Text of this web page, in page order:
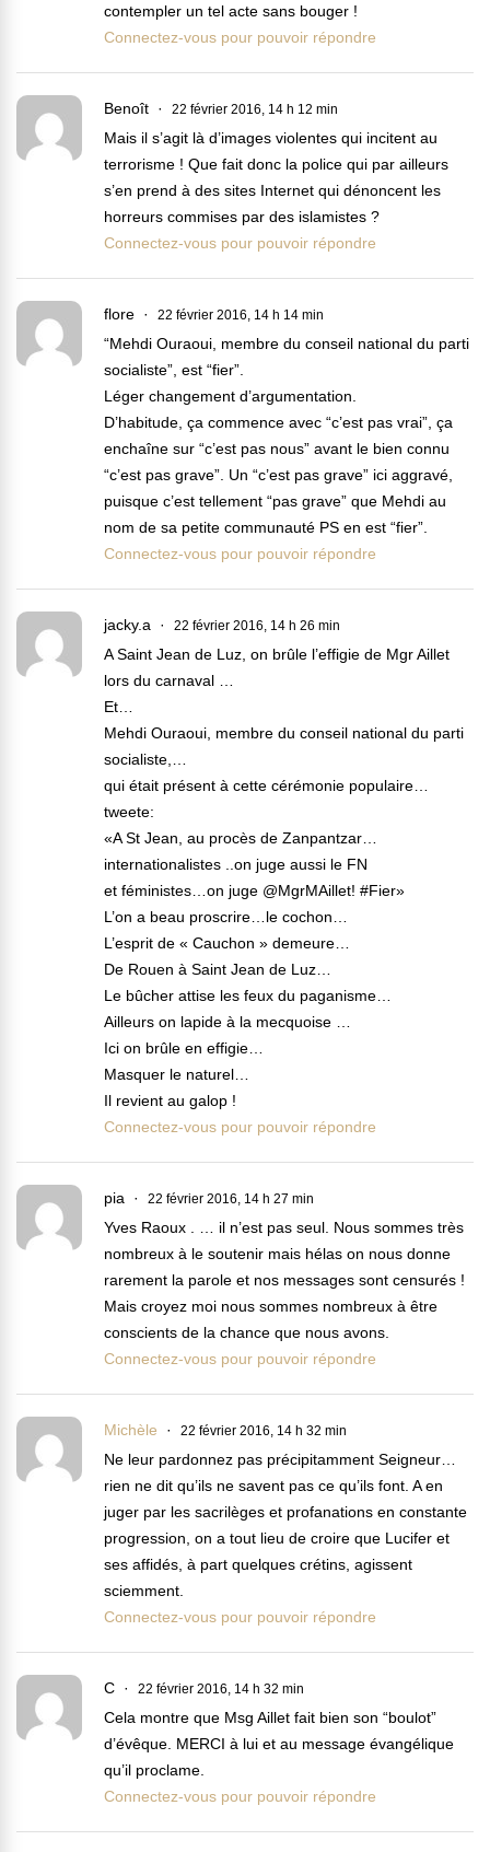
contempler un tel acte sans bouger !
Connectez-vous pour pouvoir répondre
Benoît 22 février 2016, 14 h 12 min
Mais il s’agit là d’images violentes qui incitent au
terrorisme ! Que fait donc la police qui par ailleurs
s’en prend à des sites Internet qui dénoncent les
horreurs commises par des islamistes ?
Connectez-vous pour pouvoir répondre
flore 22 février 2016, 14 h 14 min
“Mehdi Ouraoui, membre du conseil national du parti
socialiste”, est “fier”.
Léger changement d’argumentation.
D’habitude, ça commence avec “c’est pas vrai”, ça
enchaîne sur “c’est pas nous” avant le bien connu
“c’est pas grave”. Un “c’est pas grave” ici aggravé,
puisque c’est tellement “pas grave” que Mehdi au
nom de sa petite communauté PS en est “fier”.
Connectez-vous pour pouvoir répondre
jacky.a 22 février 2016, 14 h 26 min
A Saint Jean de Luz, on brûle l’effigie de Mgr Aillet
lors du carnaval …
Et…
Mehdi Ouraoui, membre du conseil national du parti
socialiste,…
qui était présent à cette cérémonie populaire…
tweete:
«A St Jean, au procès de Zanpantzar…
internationalistes ..on juge aussi le FN
et féministes…on juge @MgrMAillet! #Fier»
L’on a beau proscrire…le cochon…
L’esprit de « Cauchon » demeure…
De Rouen à Saint Jean de Luz…
Le bûcher attise les feux du paganisme…
Ailleurs on lapide à la mecquoise …
Ici on brûle en effigie…
Masquer le naturel…
Il revient au galop !
Connectez-vous pour pouvoir répondre
pia 22 février 2016, 14 h 27 min
Yves Raoux . … il n’est pas seul. Nous sommes très
nombreux à le soutenir mais hélas on nous donne
rarement la parole et nos messages sont censurés !
Mais croyez moi nous sommes nombreux à être
conscients de la chance que nous avons.
Connectez-vous pour pouvoir répondre
Michèle 22 février 2016, 14 h 32 min
Ne leur pardonnez pas précipitamment Seigneur…
rien ne dit qu’ils ne savent pas ce qu’ils font. A en
juger par les sacrilèges et profanations en constante
progression, on a tout lieu de croire que Lucifer et
ses affidés, à part quelques crétins, agissent
sciemment.
Connectez-vous pour pouvoir répondre
C 22 février 2016, 14 h 32 min
Cela montre que Msg Aillet fait bien son “boulot”
d’évêque. MERCI à lui et au message évangélique
qu’il proclame.
Connectez-vous pour pouvoir répondre